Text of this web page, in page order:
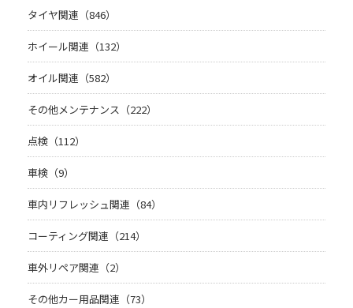
タイヤ関連（846）
ホイール関連（132）
オイル関連（582）
その他メンテナンス（222）
点検（112）
車検（9）
車内リフレッシュ関連（84）
コーティング関連（214）
車外リペア関連（2）
その他カー用品関連（73）